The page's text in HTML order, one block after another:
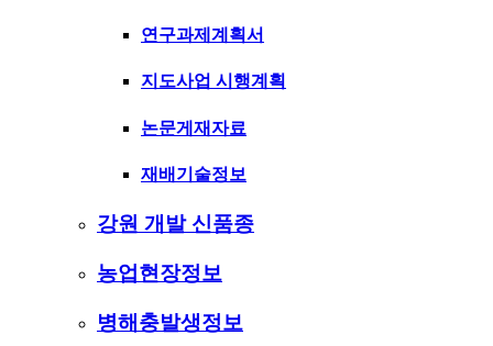
연구과제계획서
지도사업 시행계획
논문게재자료
재배기술정보
강원 개발 신품종
농업현장정보
병해충발생정보